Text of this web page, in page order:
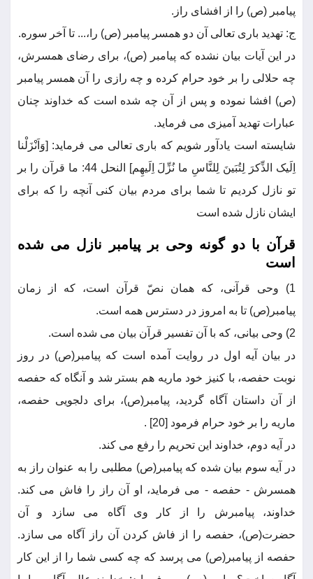
پیامبر (ص) را از افشای راز.
ج: تهدید باری تعالی آن دو همسر پیامبر (ص) را،... تا آخر سوره.
در این آیات بیان نشده که پیامبر (ص)، برای رضای همسرش،
چه حلالی را بر خود حرام کرده و چه رازی را آن همسر پیامبر
(ص) افشا نموده و پس از آن چه شده است که خداوند چنان
عبارات تهدید آمیزی می فرماید.
شایسته است یادآور شویم که باری تعالی می فرماید: [وَاَنْزَلْنا
اِلَیک الذِّکرَ لِتُبَینَ لِلنَّاسِ ما نُزِّلَ اِلَیهِم] النحل 44: ما قرآن را بر
تو نازل کردیم تا شما برای مردم بیان کنی آنچه را که برای
ایشان نازل شده است
قرآن با دو گونه وحی بر پیامبر نازل می شده
است
1) وحی قرآنی، که همان نصّ قرآن است، که از زمان
پیامبر(ص) تا به امروز در دسترس همه است.
2) وحی بیانی، که با آن تفسیر قرآن بیان می شده است.
در بیان آیه اول در روایت آمده است که پیامبر(ص) در روز
نوبت حفصه، با کنیز خود ماریه هم بستر شد و آنگاه که حفصه
از آن داستان آگاه گردید، پیامبر(ص)، برای دلجویی حفصه،
ماریه را بر خود حرام فرمود [20] .
در آیه دوم، خداوند این تحریم را رفع می کند.
در آیه سوم بیان شده که پیامبر(ص) مطلبی را به عنوان راز به
همسرش - حفصه - می فرماید، او آن راز را فاش می کند.
خداوند، پیامبرش را از کار وی آگاه می سازد و آن
حضرت(ص)، حفصه را از فاش کردن آن راز آگاه می سازد.
حفصه از پیامبر(ص) می پرسد که چه کسی شما را از این کار